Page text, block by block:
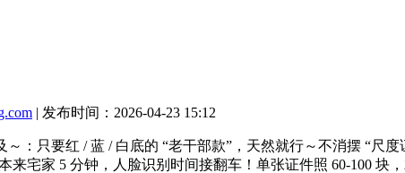
| 发布时间：2026-04-23 15:12
只要红 / 蓝 / 白底的 “老干部款”，天然就行～不消摆 “尺
来宅家 5 分钟，人脸识别时间接翻车！单张证件照 60-100